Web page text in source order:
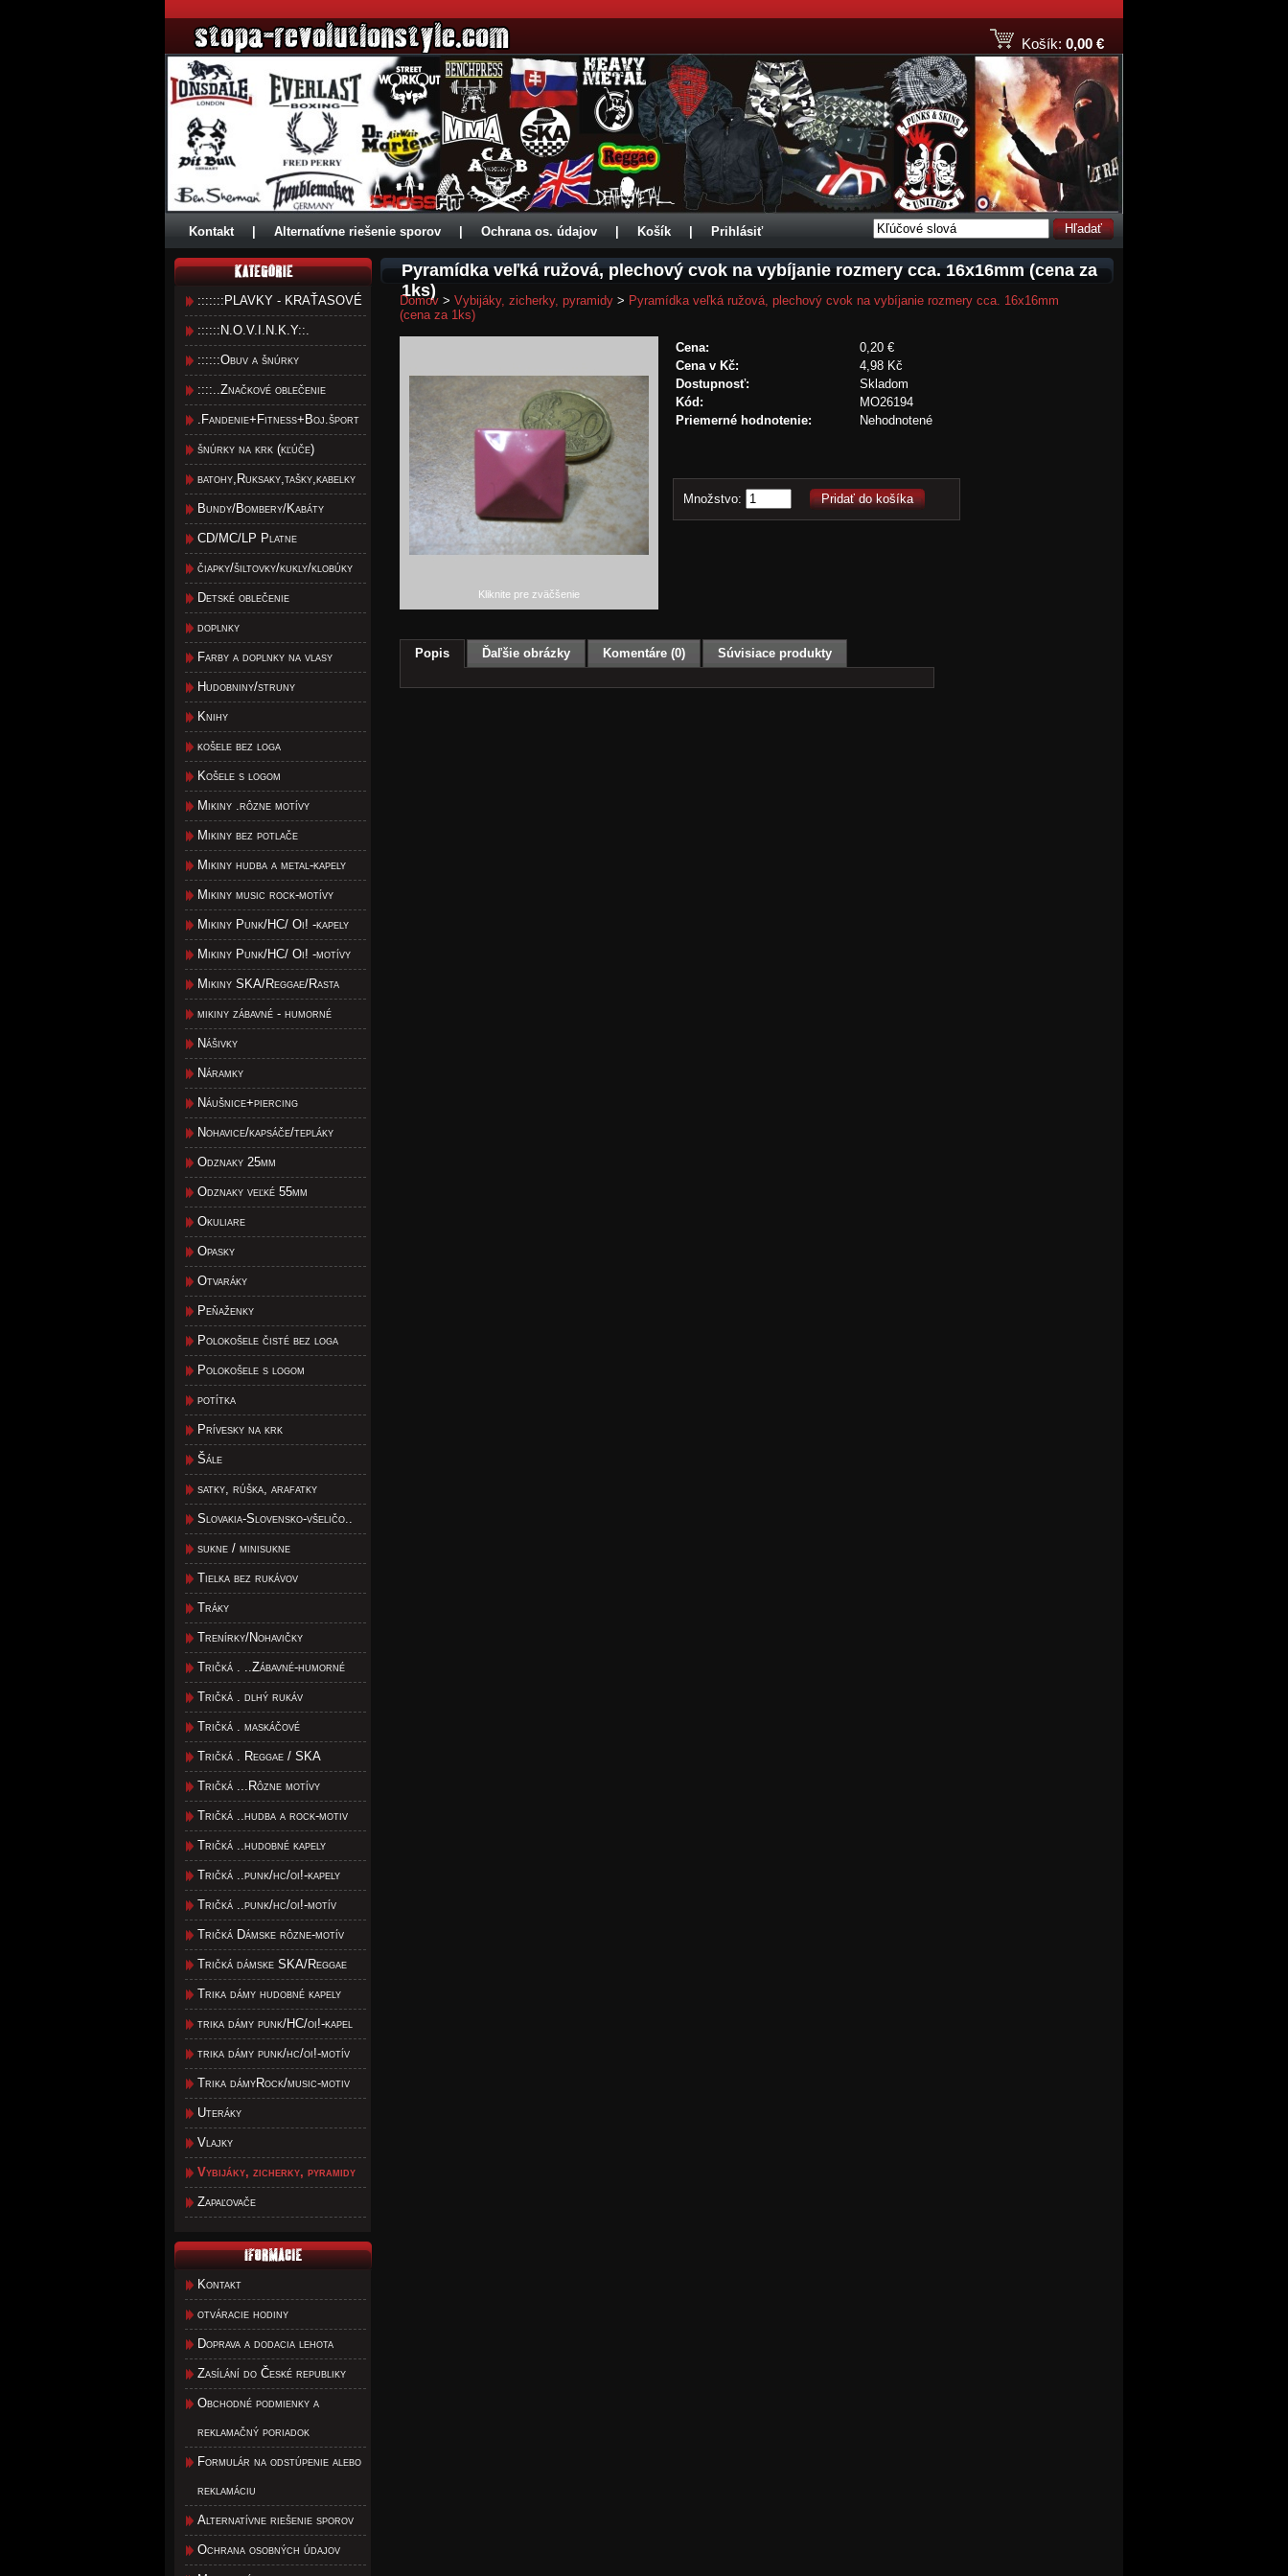
Košík: 0,00 €
Kontakt Alternatívne riešenie sporov Ochrana os. údajov Košík Prihlásiť Hľadať
:::::::PLAVKY - KRAŤASOVÉ
::::::N.O.V.I.N.K.Y::.
::::::Obuv a šnúrky
::::..Značkové oblečenie
.Fandenie+Fitness+Boj.šport
šnúrky na krk (kľúče)
batohy,Ruksaky,tašky,kabelky
Bundy/Bombery/Kabáty
CD/MC/LP Platne
čiapky/šiltovky/kukly/klobúky
Detské oblečenie
doplnky
Farby a doplnky na vlasy
Hudobniny/struny
Knihy
košele bez loga
Košele s logom
Mikiny .rôzne motívy
Mikiny bez potlače
Mikiny hudba a metal-kapely
Mikiny music rock-motívy
Mikiny Punk/HC/ Oi! -kapely
Mikiny Punk/HC/ Oi! -motívy
Mikiny SKA/Reggae/Rasta
mikiny zábavné - humorné
Nášivky
Náramky
Náušnice+piercing
Nohavice/kapsáče/tepláky
Odznaky 25mm
Odznaky veľké 55mm
Okuliare
Opasky
Otvaráky
Peňaženky
Polokošele čisté bez loga
Polokošele s logom
potítka
Prívesky na krk
Šále
satky, rúška, arafatky
Slovakia-Slovensko-všeličo..
sukne / minisukne
Tielka bez rukávov
Tráky
Trenírky/Nohavičky
Tričká . ..Zábavné-humorné
Tričká . dlhý rukáv
Tričká . maskáčové
Tričká . Reggae / SKA
Tričká ...Rôzne motívy
Tričká ..hudba a rock-motiv
Tričká ..hudobné kapely
Tričká ..punk/hc/oi!-kapely
Tričká ..punk/hc/oi!-motív
Tričká Dámske rôzne-motív
Tričká dámske SKA/Reggae
Trika dámy hudobné kapely
trika dámy punk/HC/oi!-kapel
trika dámy punk/hc/oi!-motív
Trika dámyRock/music-motiv
Uteráky
Vlajky
Vybijáky, zicherky, pyramidy
Zapaľovače
Kontakt
otváracie hodiny
Doprava a dodacia lehota
Zasílání do České republiky
Obchodné podmienky a
reklamačný poriadok
Formulár na odstúpenie alebo
reklamáciu
Alternatívne riešenie sporov
Ochrana osobných údajov
Pyramídka veľká ružová, plechový cvok na vybíjanie rozmery cca. 16x16mm (cena za
1ks)
Domov > Vybijáky, zicherky, pyramidy > Pyramídka veľká ružová, plechový cvok na vybíjanie rozmery cca. 16x16mm
(cena za 1ks)
Kliknite pre zväčšenie
Cena:
0,20 €
Cena v Kč:
4,98 Kč
Dostupnosť:
Skladom
Kód:
MO26194
Priemerné hodnotenie:
Nehodnotené
Množstvo: Pridať do košíka
Popis Ďaľšie obrázky Komentáre (0) Súvisiace produkty